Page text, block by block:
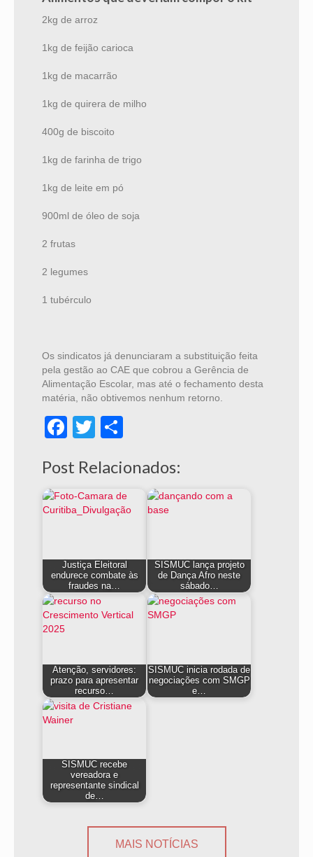
2kg de arroz
1kg de feijão carioca
1kg de macarrão
1kg de quirera de milho
400g de biscoito
1kg de farinha de trigo
1kg de leite em pó
900ml de óleo de soja
2 frutas
2 legumes
1 tubérculo
Os sindicatos já denunciaram a substituição feita
pela gestão ao CAE que cobrou a Gerência de
Alimentação Escolar, mas até o fechamento desta
matéria, não obtivemos nenhum retorno.
Facebook
Twitter
Post Relacionados:
Justiça Eleitoral
endurece combate às
fraudes na…
SISMUC lança projeto
de Dança Afro neste
sábado…
Atenção, servidores:
prazo para apresentar
recurso…
SISMUC inicia rodada de
negociações com SMGP
e…
SISMUC recebe
vereadora e
representante sindical
de…
MAIS NOTÍCIAS